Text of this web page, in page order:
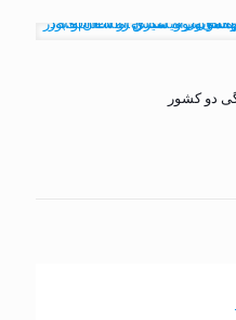
دو کشور